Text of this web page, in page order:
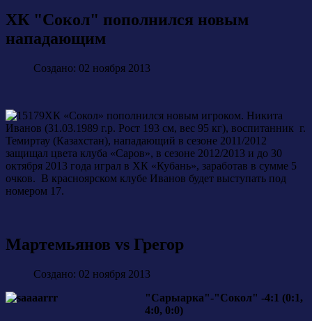
ХК "Сокол" пополнился новым
нападающим
Создано: 02 ноября 2013
ХК «Сокол» пополнился новым игроком. Никита
Иванов (31.03.1989 г.р. Рост 193 см, вес 95 кг), воспитанник г.
Темиртау (Казахстан), нападающий в сезоне 2011/2012
защищал цвета клуба «Саров», в сезоне 2012/2013 и до 30
октября 2013 года играл в ХК «Кубань», заработав в сумме 5
очков. В красноярском клубе Иванов будет выступать под
номером 17.
Мартемьянов vs Грегор
Создано: 02 ноября 2013
"Сарыарка"-"Сокол" -4:1 (0:1,
4:0, 0:0)